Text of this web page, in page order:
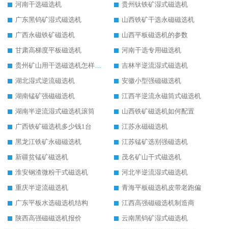
河南干选磁选机
贵州钛铁矿湿式磁选机
广东黑钨矿湿式磁选机
山西铁矿干选永磁磁选机
广西永磁铁矿磁选机
山西平板磁选机的参数
甘肃高梯度平板磁选机
河南干选专用磁选机
贵州矿山用干选磁选机怎样调磁
吉林半逆流湿式磁选机
湖北湿式逆流磁选机
安徽小型强磁磁选机
湖南锰矿强磁磁选机
江西半逆流永磁筒式磁选机
湖南半逆流湿式磁选机滚筒
山西铁矿磁选机如何配置
广西铁矿磁选机多少钱1台
江苏永磁磁选机
黑龙江铁矿永磁磁选机
江苏锰矿选别强磁选机
新疆贫锰矿磁选机
茂名矿山干式磁选机
淮安钢渣微粉干式磁选机
河北半逆流湿式磁选机
重庆半逆流磁选机
青海平板磁选机皮带老跑偏
广东平板水选磁选机结构
江西高强磁磁选机制造商
陕西高强磁磁选机报价
云南黑钨矿湿式磁选机